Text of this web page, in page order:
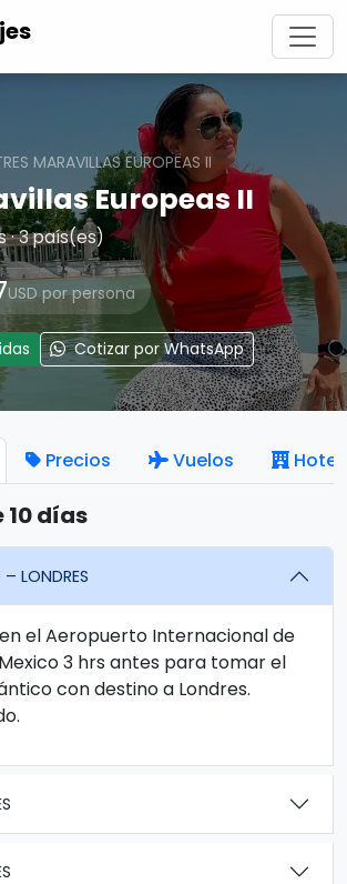
MARAVILLAS EUROPEAS II
Europeas II
· 3 país(es)
USD por persona
Cotizar por WhatsApp
Precios Vuelos
días
LONDRES
el Aeropuerto Internacional de
3 hrs antes para tomar el
con destino a Londres.